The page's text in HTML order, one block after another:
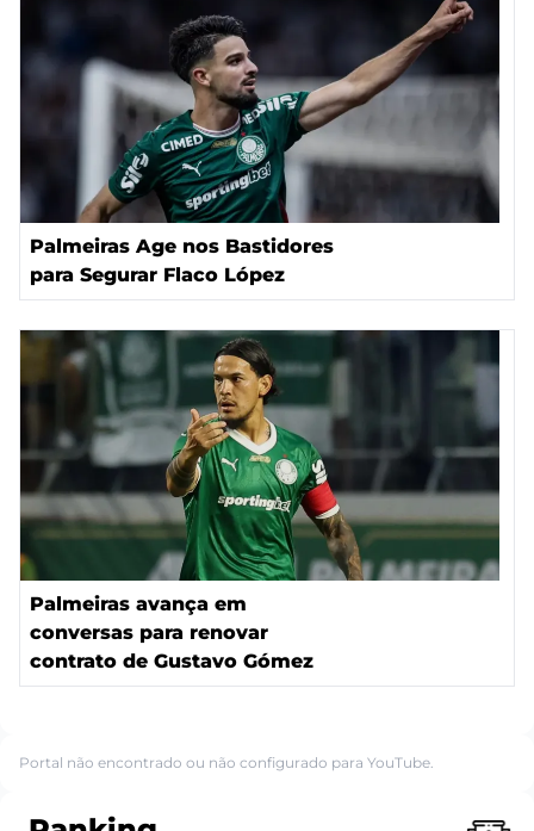
Palmeiras Age nos Bastidores
para Segurar Flaco López
Palmeiras avança em
conversas para renovar
contrato de Gustavo Gómez
Portal não encontrado ou não configurado para YouTube.